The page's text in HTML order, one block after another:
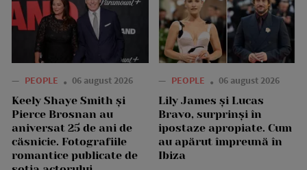
— PEOPLE 06 august 2026
Keely Shaye Smith și
Pierce Brosnan au
aniversat 25 de ani de
căsnicie. Fotografiile
romantice publicate de
— PEOPLE 06 august 2026
Lily James și Lucas
Bravo, surprinși în
ipostaze apropiate. Cum
au apărut împreună în
Ibiza